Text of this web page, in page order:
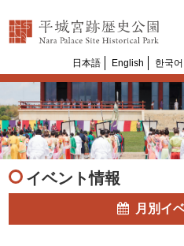
日本語 English 한국어
イベント情報
月別イ